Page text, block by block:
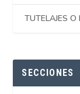
TUTELAJES O
SECCIONES